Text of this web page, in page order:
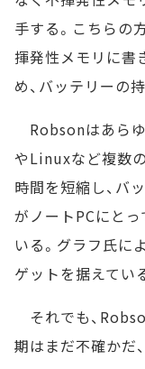
手する。こちらの
揮発性メモリに書
め、バッテリーの
Robsonはあら
やLinuxなど複数
時間を短縮し、バ
がノートPCにと
いる。グラフ氏に
ゲットを据えてい
それでも、
期はまだ不確かだ